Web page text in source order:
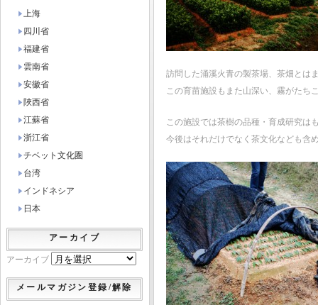
訪問した涌溪火青の製茶場、茶畑とは
この育苗施設もまた山深い、霧がたち
この施設では茶樹の品種・育成研究は
今後はそれだけでなく茶文化なども含
上海
四川省
福建省
雲南省
安徽省
陜西省
江蘇省
浙江省
チベット文化圏
台湾
インドネシア
日本
アーカイブ
アーカイブ
メールマガジン登録/解除